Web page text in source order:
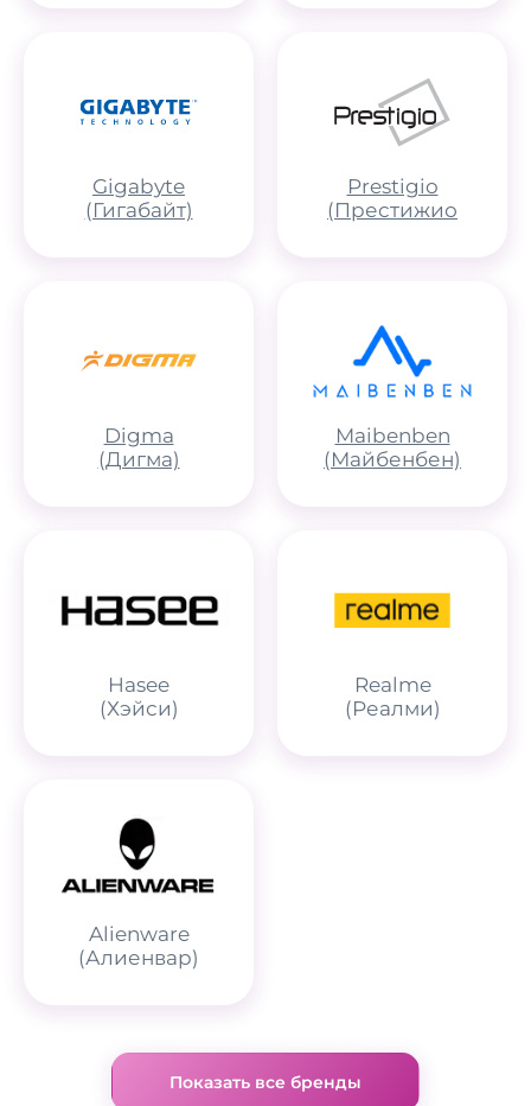
Gigabyte
(Гигабайт)
Prestigio
(Престижио
Digma
(Дигма)
Maibenben
(Майбенбен)
Hasee
(Хэйси)
Realme
(Реалми)
Alienware
(Алиенвар)
Показать все бренды